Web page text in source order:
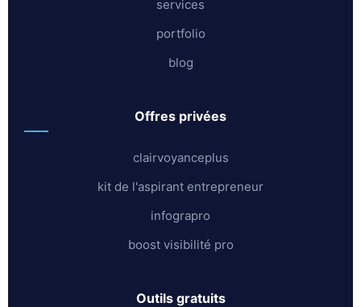
services
portfolio
blog
offres privées
clairvoyanceplus
kit de l'aspirant entrepreneur
infograpro
boost visibilité pro
outils gratuits